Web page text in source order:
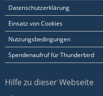
Datenschutzerklärung
Einsatz von Cookies
Nutzungsbedingungen
Spendenaufruf für Thunderbird
Hilfe zu dieser Webseite